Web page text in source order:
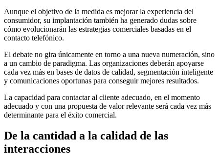
Aunque el objetivo de la medida es mejorar la experiencia del
consumidor, su implantación también ha generado dudas sobre
cómo evolucionarán las estrategias comerciales basadas en el
contacto telefónico.
El debate no gira únicamente en torno a una nueva numeración, sino
a un cambio de paradigma. Las organizaciones deberán apoyarse
cada vez más en bases de datos de calidad, segmentación inteligente
y comunicaciones oportunas para conseguir mejores resultados.
La capacidad para contactar al cliente adecuado, en el momento
adecuado y con una propuesta de valor relevante será cada vez más
determinante para el éxito comercial.
De la cantidad a la calidad de las
interacciones